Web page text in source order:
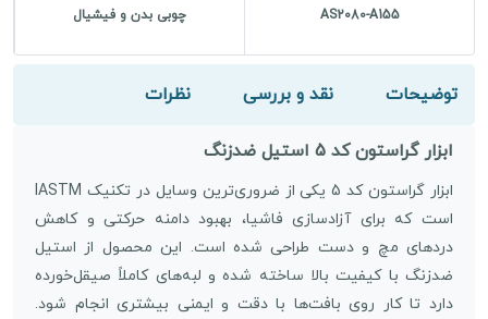
AS2080-A155
چوبی بدن و فیشیال
توضیحات نقد و بررسی نظرات
ابزار گراستون کد 5 استیل ضدزنگ
ابزار گراستون کد 5 یکی از ضروری‌ترین وسایل در تکنیک IASTM
است که برای آزادسازی فاشیا، بهبود دامنه حرکتی و کاهش
دردهای مچ و دست طراحی شده است. این محصول از استیل
ضدزنگ با کیفیت بالا ساخته شده و لبه‌های کاملاً صیقل‌خورده
دارد تا کار روی بافت‌ها با دقت و ایمنی بیشتری انجام شود.